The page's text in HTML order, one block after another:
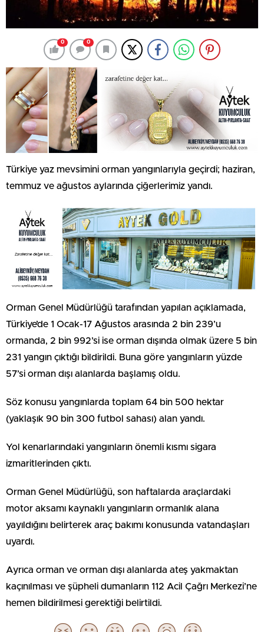
0 0
Türkiye yaz mevsimini orman yangınlarıyla geçirdi; haziran,
temmuz ve ağustos aylarında çiğerlerimiz yandı.
Orman Genel Müdürlüğü tarafından yapılan açıklamada,
Türkiye’de 1 Ocak-17 Ağustos arasında 2 bin 239’u
ormanda, 2 bin 992’si ise orman dışında olmak üzere 5 bin
231 yangın çıktığı bildirildi. Buna göre yangınların yüzde
57’si orman dışı alanlarda başlamış oldu.
Söz konusu yangınlarda toplam 64 bin 500 hektar
(yaklaşık 90 bin 300 futbol sahası) alan yandı.
Yol kenarlarındaki yangınların önemli kısmı sigara
izmaritlerinden çıktı.
Orman Genel Müdürlüğü, son haftalarda araçlardaki
motor aksamı kaynaklı yangınların ormanlık alana
yayıldığını belirterek araç bakımı konusunda vatandaşları
uyardı.
Ayrıca orman ve orman dışı alanlarda ateş yakmaktan
kaçınılması ve şüpheli dumanların 112 Acil Çağrı Merkezi’ne
hemen bildirilmesi gerektiği belirtildi.